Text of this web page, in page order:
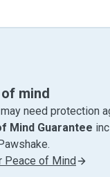
mind
need protection
Mind Guarantee
Peace of Mind